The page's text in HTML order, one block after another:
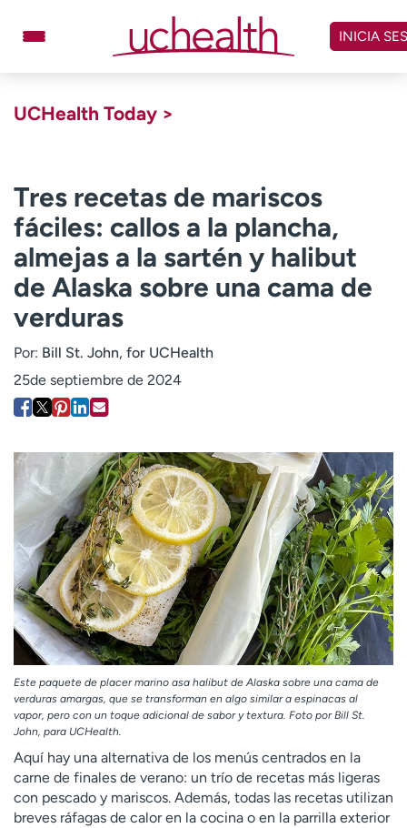
contenido
virtual
Facturación y precios
Remisiones
Dar
Carreras
Inicie sesión en My Health Connection
Acerca de UCHealth
Ready. Set. CO.
Atención a medios de
comunicación
Asistencia financiera
Contáctenos Noticias e historias
A
y
ú
d
a
m
e
a
e
n
n
INICIA
UCHealth Today >
Tres recetas de mariscos
fáciles: callos a la plancha,
almejas a la sartén y halibut
de Alaska sobre una cama de
verduras
Por: Bill St. John, for UCHealth
25de septiembre de 2024
Este paquete de placer marino asa halibut de Alaska sobre una cama de
verduras amargas, que se transforman en algo similar a espinacas al
vapor, pero con un toque adicional de sabor y textura. Foto por Bill St.
John, para UCHealth.
Aquí hay una alternativa de los menús centrados en la
carne de finales de verano: un trío de recetas más ligeras
con pescado y mariscos. Además, todas las recetas utilizan
breves ráfagas de calor en la cocina o en la parrilla exterior